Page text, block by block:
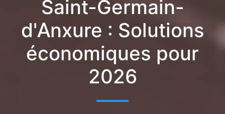
Saint-Germain-
d'Anxure : Solutions
économiques pour
2026